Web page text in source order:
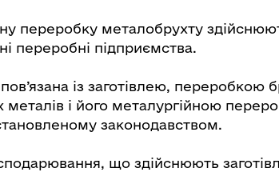
переробку металобрухту
переробні підприємства.
пов’язана із заготівлею, переробкою
металів і його металургійною
законодавством.
що здійснюють